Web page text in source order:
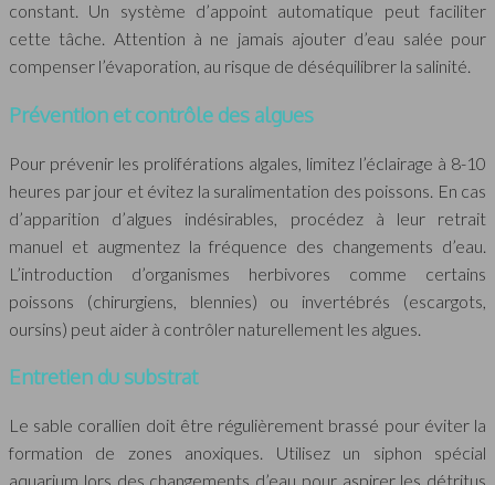
constant. Un système d’appoint automatique peut faciliter
cette tâche. Attention à ne jamais ajouter d’eau salée pour
compenser l’évaporation, au risque de déséquilibrer la salinité.
Prévention et contrôle des algues
Pour prévenir les proliférations algales, limitez l’éclairage à 8-10
heures par jour et évitez la suralimentation des poissons. En cas
d’apparition d’algues indésirables, procédez à leur retrait
manuel et augmentez la fréquence des changements d’eau.
L’introduction d’organismes herbivores comme certains
poissons (chirurgiens, blennies) ou invertébrés (escargots,
oursins) peut aider à contrôler naturellement les algues.
Entretien du substrat
Le sable corallien doit être régulièrement brassé pour éviter la
formation de zones anoxiques. Utilisez un siphon spécial
aquarium lors des changements d’eau pour aspirer les détritus